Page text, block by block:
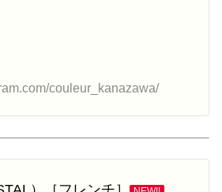
couleur_kanazawa/